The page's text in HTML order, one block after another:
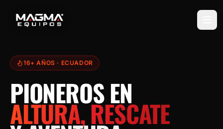
16+ AÑOS · ECUADOR
PIONEROS EN
ALTURA, RESCATE